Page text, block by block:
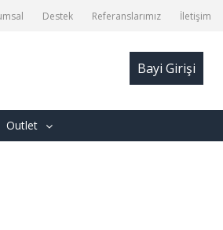
Destek Referanslarımız İletişim
Bayi Girişi
Outlet